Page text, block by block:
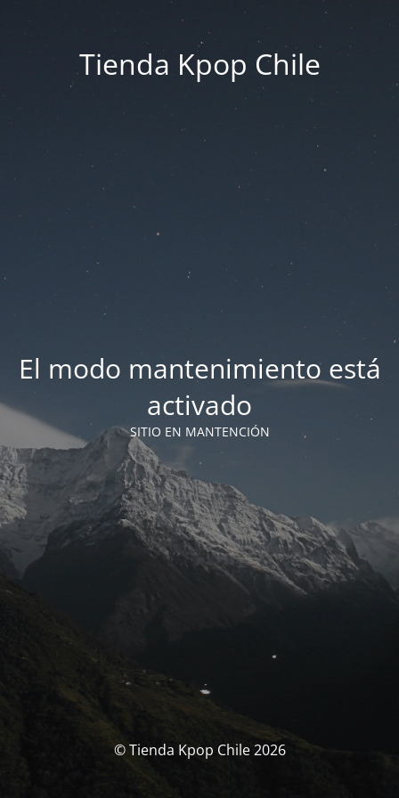
Tienda Kpop Chile
El modo mantenimiento está
activado
SITIO EN MANTENCIÓN
© Tienda Kpop Chile 2026